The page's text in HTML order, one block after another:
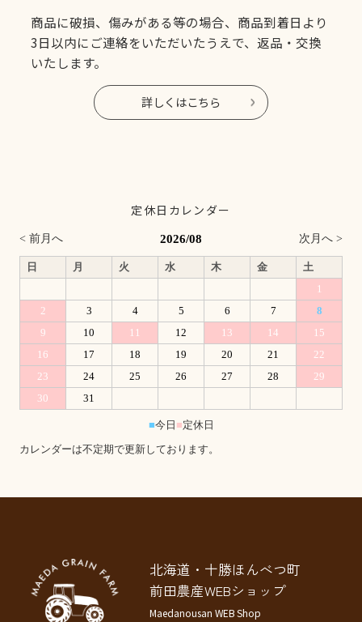
商品に破損、傷みがある等の場合、商品到着日より
3日以内にご連絡をいただいたうえで、返品・交換
いたします。
詳しくはこちら
定休日カレンダー
< 前月へ 2026/08 次月へ >
日 月 火 水 木 金
土
1
2
3 4 5 6 7
8
9
10 11 12 13 14
15
16
17 18 19 20 21
22
23
24 25 26 27 28
29
30
31
■今日 ■定休日
カレンダーは不定期で更新しております。
北海道・十勝ほんべつ町
前田農産WEBショップ
Maedanousan WEB Shop